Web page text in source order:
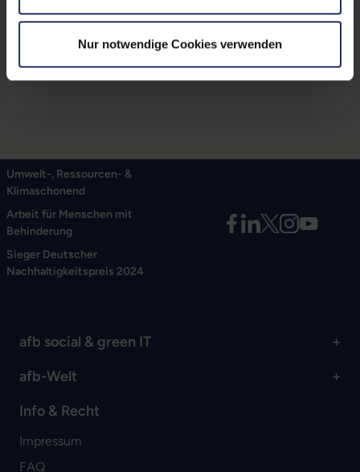
Nur notwendige Cookies verwenden
arbeiten.
Die maximal unterstützte Auflösung beträgt 1.920 x
Umwelt-, Ressourcen- &
Klimaschonend
Arbeit für Menschen mit
Behinderung
Sieger Deutscher
Nachhaltigkeitspreis 2024
afb social & green IT
afb-Welt
Info & Recht
Impressum
FAQ